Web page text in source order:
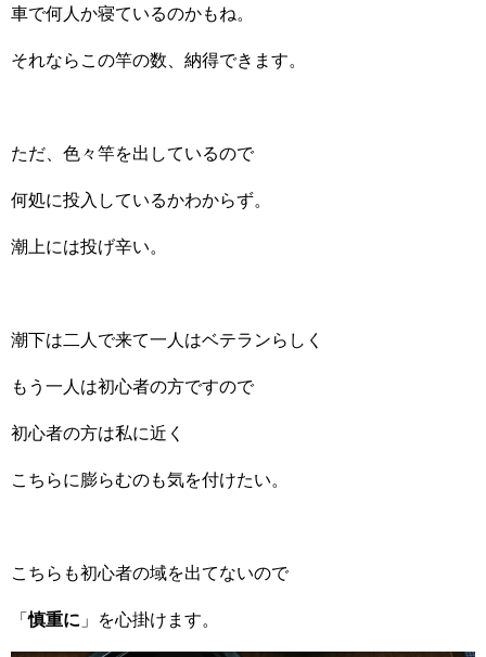
車で何人か寝ているのかもね。
それならこの竿の数、納得できます。
ただ、色々竿を出しているので
何処に投入しているかわからず。
潮上には投げ辛い。
潮下は二人で来て一人はベテランらしく
もう一人は初心者の方ですので
初心者の方は私に近く
こちらに膨らむのも気を付けたい。
こちらも初心者の域を出てないので
「慎重に 」を心掛けます。